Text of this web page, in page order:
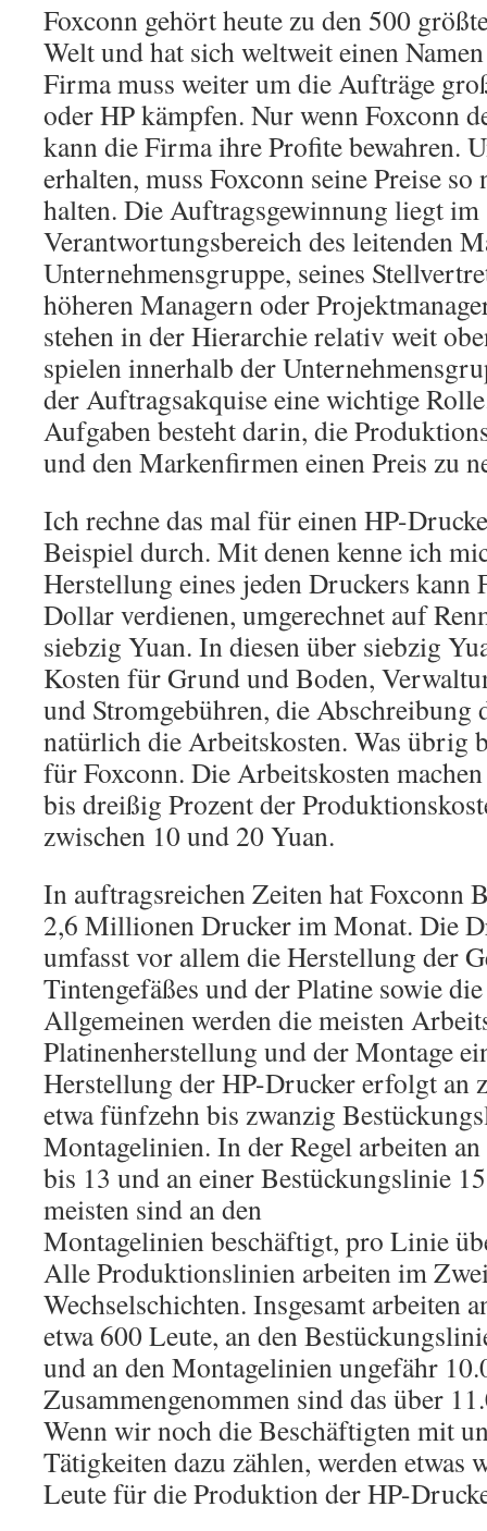
Foxconn gehört heute zu den 500
Welt und hat sich weltweit einen
Firma muss weiter um die Aufträge
oder HP kämpfen. Nur wenn Foxconn
kann die Firma ihre Profite bewahren.
erhalten, muss Foxconn seine Preise
halten. Die Auftragsgewinnung liegt im
Verantwortungsbereich des leitenden
Unternehmensgruppe, seines
höheren Managern oder
stehen in der Hierarchie relativ weit
spielen innerhalb der
der Auftragsakquise eine wichtige
Aufgaben besteht darin, die
und den Markenfirmen einen Preis zu
Ich rechne das mal für einen HP-
Beispiel durch. Mit denen kenne ich
Herstellung eines jeden Druckers kann
Dollar verdienen, umgerechnet auf
siebzig Yuan. In diesen über siebzig
Kosten für Grund und Boden,
und Stromgebühren, die Abschreibung
natürlich die Arbeitskosten. Was übrig
für Foxconn. Die Arbeitskosten
bis dreißig Prozent der
zwischen 10 und 20 Yuan.
In auftragsreichen Zeiten hat Foxconn
2,6 Millionen Drucker im Monat. Die
umfasst vor allem die Herstellung der
Tintengefäßes und der Platine sowie
Allgemeinen werden die meisten
Platinenherstellung und der Montage
Herstellung der HP-Drucker erfolgt an
etwa fünfzehn bis zwanzig
Montagelinien. In der Regel arbeiten
bis 13 und an einer Bestückungslinie
meisten sind an den
Montagelinien beschäftigt, pro Linie
Alle Produktionslinien arbeiten im
Wechselschichten. Insgesamt arbeiten
etwa 600 Leute, an den
und an den Montagelinien ungefähr
Zusammengenommen sind das über
Wenn wir noch die Beschäftigten mit
Tätigkeiten dazu zählen, werden etwas
Leute für die Produktion der HP-